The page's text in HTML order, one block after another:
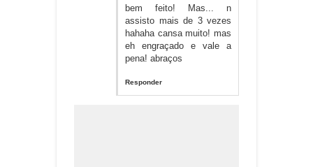
bem feito! Mas... n
assisto mais de 3 vezes
hahaha cansa muito! mas
eh engraçado e vale a
pena! abraços
Responder